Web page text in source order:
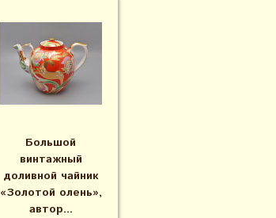
Большой
винтажный
доливной чайник
«Золотой олень»,
автор...